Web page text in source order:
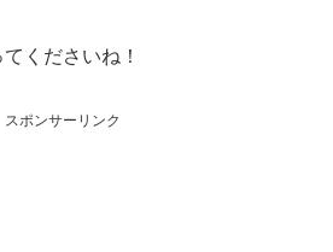
くださいね！
スポンサーリンク